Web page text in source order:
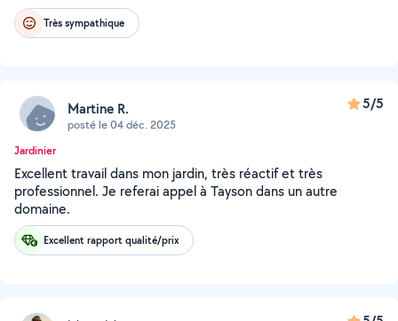
Très sympathique
Martine R.
posté le 04 déc. 2025
5/5
Jardinier
Excellent travail dans mon jardin, très réactif et très
professionnel. Je referai appel à Tayson dans un autre
domaine.
Excellent rapport qualité/prix